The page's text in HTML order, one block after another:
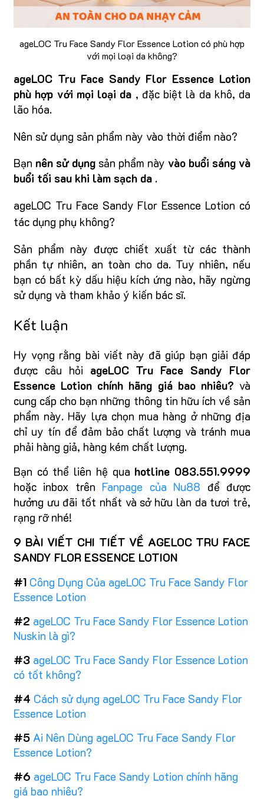
ageLOC Tru Face Sandy Flor Essence Lotion có phù hợp
với mọi loại da không?
ageLOC Tru Face Sandy Flor Essence Lotion
phù hợp với mọi loại da , đặc biệt là da khô, da
lão hóa.
Nên sử dụng sản phẩm này vào thời điểm nào?
Bạn nên sử dụng sản phẩm này vào buổi sáng và
buổi tối sau khi làm sạch da .
ageLOC Tru Face Sandy Flor Essence Lotion có
tác dụng phụ không?
Sản phẩm này được chiết xuất từ các thành
phần tự nhiên, an toàn cho da. Tuy nhiên, nếu
bạn có bất kỳ dấu hiệu kích ứng nào, hãy ngừng
sử dụng và tham khảo ý kiến bác sĩ.
Kết luận
Hy vọng rằng bài viết này đã giúp bạn giải đáp
được câu hỏi ageLOC Tru Face Sandy Flor
Essence Lotion chính hãng giá bao nhiêu? và
cung cấp cho bạn những thông tin hữu ích về sản
phẩm này. Hãy lựa chọn mua hàng ở những địa
chỉ uy tín để đảm bảo chất lượng và tránh mua
phải hàng giả, hàng kém chất lượng.
Bạn có thể liên hệ qua hotline 083.551.9999
hoặc inbox trên Fanpage của Nu88 để được
hưởng ưu đãi tốt nhất và sở hữu làn da tươi trẻ,
rạng rỡ nhé!
9 BÀI VIẾT CHI TIẾT VỀ AGELOC TRU FACE
SANDY FLOR ESSENCE LOTION
#1 Công Dụng Của ageLOC Tru Face Sandy Flor
Essence Lotion
#2 ageLOC Tru Face Sandy Flor Essence Lotion
Nuskin là gì?
#3 ageLOC Tru Face Sandy Flor Essence Lotion
có tốt không?
#4 Cách sử dụng ageLOC Tru Face Sandy Flor
Essence Lotion
#5 Ai Nên Dùng ageLOC Tru Face Sandy Flor
Essence Lotion?
#6 ageLOC Tru Face Sandy Lotion chính hãng
giá bao nhiêu?